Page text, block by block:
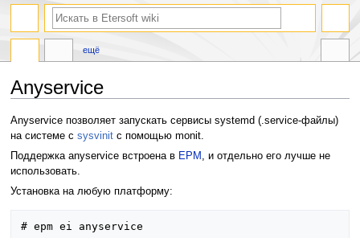
Anyservice
Перейти
к
навигации
Перейти
к
поиску
Anyservice позволяет запускать сервисы systemd (.service-файлы)
на системе с sysvinitс помощью monit.
Поддержка anyservice встроена в EPM , и отдельно его лучше не
использовать.
Установка на любую платформу:
ещё